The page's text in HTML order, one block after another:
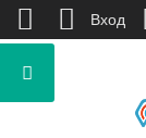
Вход